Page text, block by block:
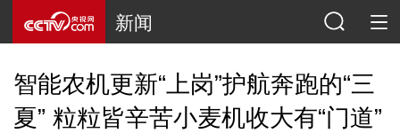
新闻
智能农机更新“上岗”护航奔跑的“三
夏” 粒粒皆辛苦小麦机收大有“门道”